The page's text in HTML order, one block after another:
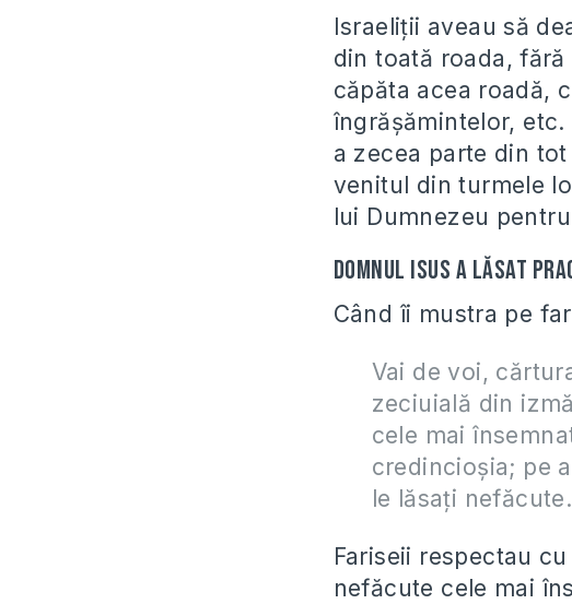
Israeliții aveau să
din toată roada,
căpăta acea roadă,
îngrășămintelor,
a zecea parte din
venitul din turmele
lui Dumnezeu
Domnul Isus a lăsat
Când îi mustra pe
Vai de voi,
zeciuială din
cele mai
credincioşia; pe
le lăsaţi
Fariseii respectau
nefăcute cele mai